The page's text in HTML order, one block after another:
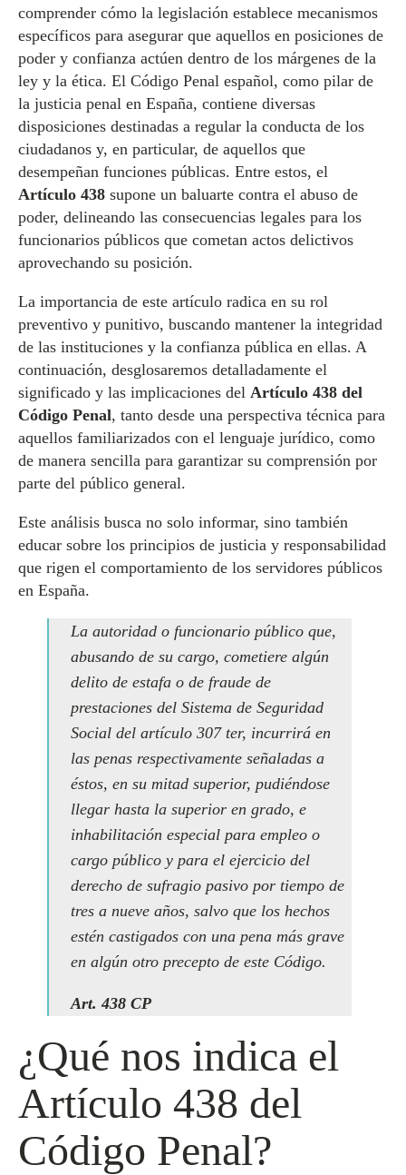
comprender cómo la legislación establece mecanismos
específicos para asegurar que aquellos en posiciones de
poder y confianza actúen dentro de los márgenes de la
ley y la ética. El Código Penal español, como pilar de
la justicia penal en España, contiene diversas
disposiciones destinadas a regular la conducta de los
ciudadanos y, en particular, de aquellos que
desempeñan funciones públicas. Entre estos, el
Artículo 438 supone un baluarte contra el abuso de
poder, delineando las consecuencias legales para los
funcionarios públicos que cometan actos delictivos
aprovechando su posición.
La importancia de este artículo radica en su rol
preventivo y punitivo, buscando mantener la integridad
de las instituciones y la confianza pública en ellas. A
continuación, desglosaremos detalladamente el
significado y las implicaciones del Artículo 438 del
Código Penal, tanto desde una perspectiva técnica para
aquellos familiarizados con el lenguaje jurídico, como
de manera sencilla para garantizar su comprensión por
parte del público general.
Este análisis busca no solo informar, sino también
educar sobre los principios de justicia y responsabilidad
que rigen el comportamiento de los servidores públicos
en España.
La autoridad o funcionario público que,
abusando de su cargo, cometiere algún
delito de estafa o de fraude de
prestaciones del Sistema de Seguridad
Social del artículo 307 ter, incurrirá en
las penas respectivamente señaladas a
éstos, en su mitad superior, pudiéndose
llegar hasta la superior en grado, e
inhabilitación especial para empleo o
cargo público y para el ejercicio del
derecho de sufragio pasivo por tiempo de
tres a nueve años, salvo que los hechos
estén castigados con una pena más grave
en algún otro precepto de este Código.
Art. 438 CP
¿Qué nos indica el
Artículo 438 del
Código Penal?